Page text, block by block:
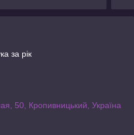
за рік
50, Кропивницький, Україна